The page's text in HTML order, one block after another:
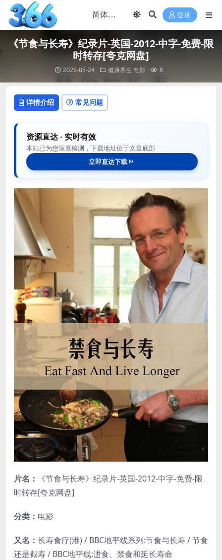
登录
《节食与长寿》纪录片-英国-2012-中字-免费-限
时转存[夸克网盘]
2026-05-24 健康养生 电影 8
详情介绍 常见问题
资源直达 · 实时有效
本站已为您深度检测，下载地址位于文章底部
立即直达下载
片名：
《节食与长寿》纪录片-英国-2012-中字-免费-限
时转存[夸克网盘]
分类： 电影
又名： 长寿食疗(港) / BBC地平线系列:节食与长寿 / 节食
还是截寿 / BBC地平线:进食、禁食和延长寿命